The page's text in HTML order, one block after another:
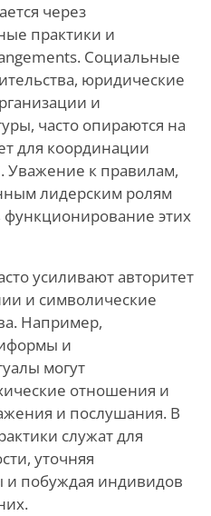
через
практики и
Социальные
юридические
и
часто опираются на
для координации
Уважение к правилам,
лидерским ролям
этих
усиливают авторитет
и символические
Например,
и
могут
отношения и
и послушания. В
служат для
уточняя
и побуждая индивидов